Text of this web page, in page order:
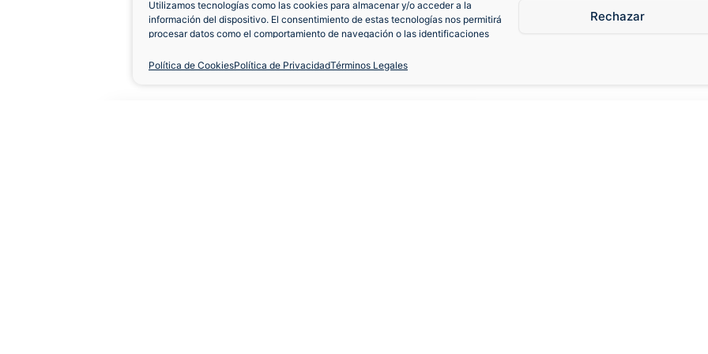
Utilizamos tecnologías como las cookies para almacenar y/o acceder a la
información del dispositivo. El consentimiento de estas tecnologías nos permitirá
procesar datos como el comportamiento de navegación o las identificaciones
negativamente a ciertas características y funciones.
Rechazar
Política de CookiesPolítica de PrivacidadTérminos Legales